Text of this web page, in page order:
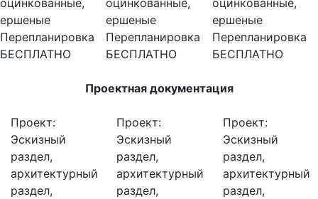
ершеные
Перепланировка
БЕСПЛАТНО
ершеные
Перепланировка
БЕСПЛАТНО
ершеные
Перепланировка
БЕСПЛАТНО
Проектная документация
Проект:
Эскизный
раздел,
архитектурный
раздел,
Проект:
Эскизный
раздел,
архитектурный
раздел,
Проект:
Эскизный
раздел,
архитектурный
раздел,